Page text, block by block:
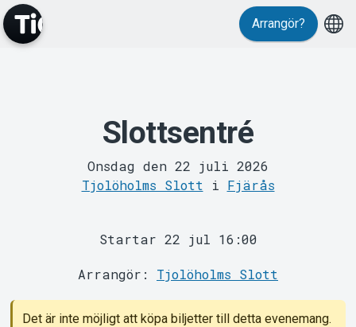
MyTickster
Support
Arrangör?
Slottsentré
Onsdag den 22 juli 2026
Tjolöholms Slott i Fjärås
Startar 22 jul 16:00
Arrangör: Tjolöholms Slott
Det är inte möjligt att köpa biljetter till detta evenemang.